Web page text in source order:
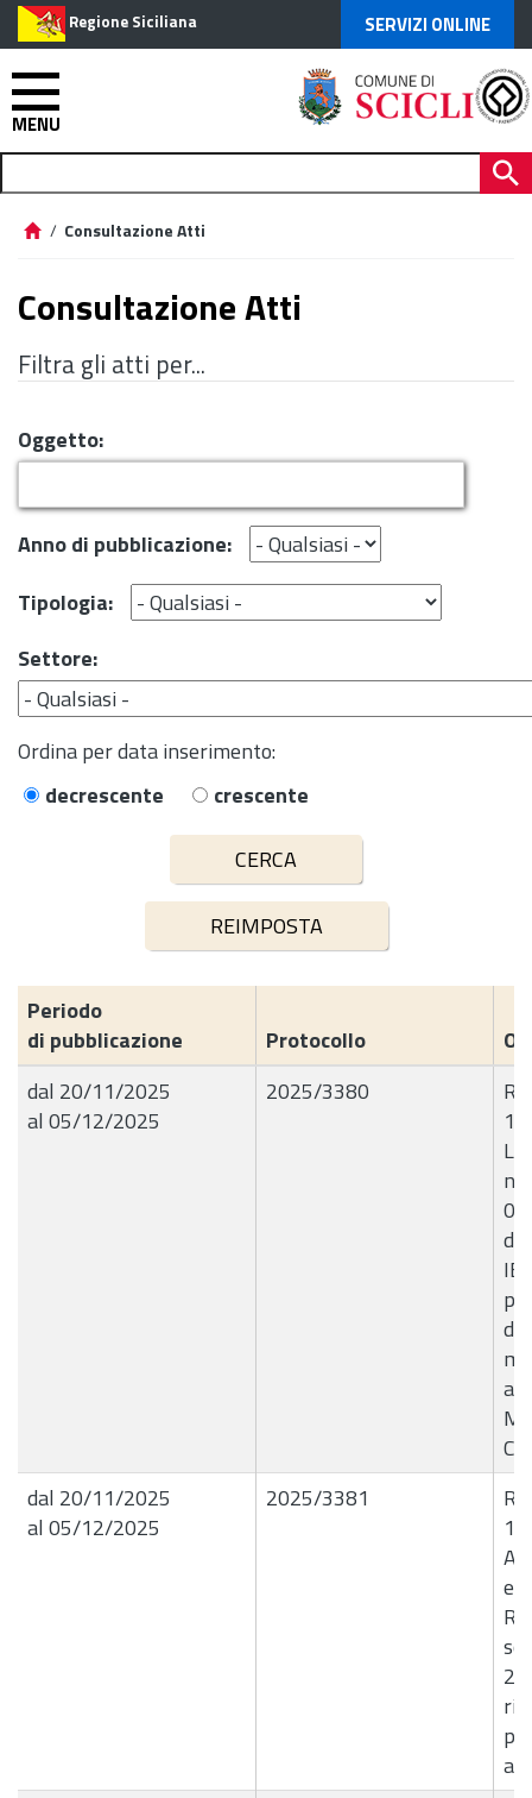
Regione Siciliana SERVIZI ONLINE
MENU
/ Consultazione Atti
Consultazione Atti
Filtra gli atti per...
Oggetto:
Anno di pubblicazione:
Tipologia:
Settore:
Ordina per data inserimento:
decrescente
crescente
Periodo
di pubblicazione
Protocollo
dal 20/11/2025
al 05/12/2025
2025/3380
di
dal 20/11/2025
al 05/12/2025
2025/3381